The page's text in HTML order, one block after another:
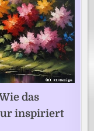
das
inspiriert